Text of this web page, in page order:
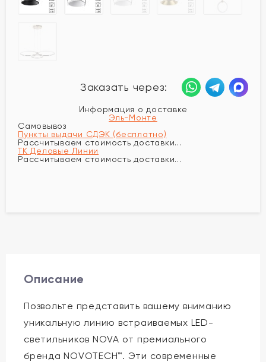
Заказать через:
Информация о доставке
Эль-Монте
Самовывоз
Пункты выдачи СДЭК (бесплатно)
Рассчитываем стоимость доставки...
ТК Деловые Линии
Рассчитываем стоимость доставки...
Описание
Позвольте представить вашему вниманию
уникальную линию встраиваемых LED-
светильников NOVA от премиального
бренда NOVOTECH™. Эти современные